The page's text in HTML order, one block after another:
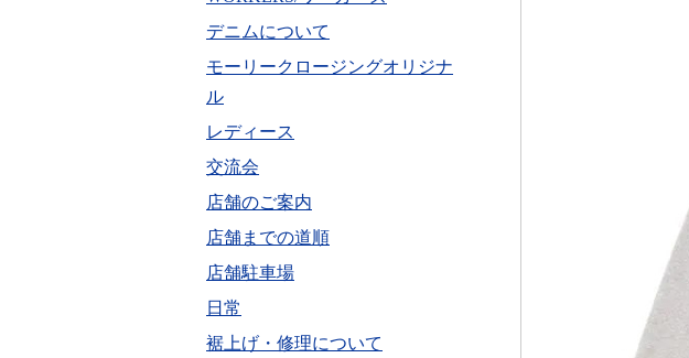
デニムについて
モーリークロージングオリジナ
ル
レディース
交流会
店舗のご案内
店舗までの道順
店舗駐車場
日常
裾上げ・修理について